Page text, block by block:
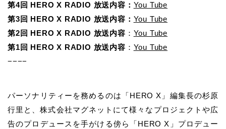
第4回 HERO X RADIO 放送内容： You Tube
第3回 HERO X RADIO 放送内容： You Tube
第2回 HERO X RADIO 放送内容 ： You Tube
第1回 HERO X RADIO 放送内容 ： You Tube
−−−−
パーソナリティーを務めるのは「HERO X」編集長の杉原
行里と、株式会社マグネットにて様々なプロジェクトや広
告のプロデュースを手がける傍ら「HERO X」プロデュー